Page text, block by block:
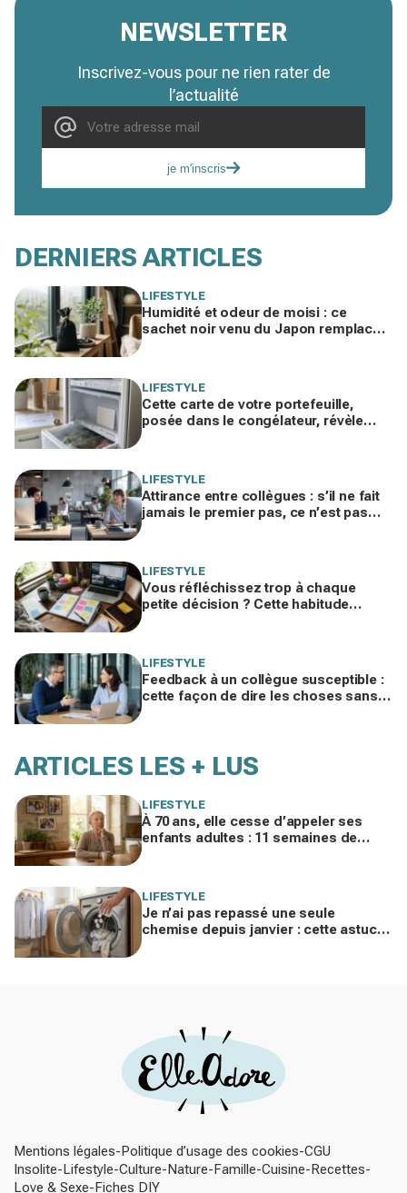
NEWSLETTER
Inscrivez-vous pour ne rien rater de
l’actualité
je m'inscris
DERNIERS ARTICLES
LIFESTYLE
Humidité et odeur de moisi : ce
sachet noir venu du Japon remplace
LIFESTYLE
Cette carte de votre portefeuille,
posée dans le congélateur, révèle
LIFESTYLE
Attirance entre collègues : s’il ne fait
jamais le premier pas, ce n’est pas
LIFESTYLE
Vous réfléchissez trop à chaque
petite décision ? Cette habitude
LIFESTYLE
Feedback à un collègue susceptible :
cette façon de dire les choses sans
ARTICLES LES + LUS
LIFESTYLE
À 70 ans, elle cesse d’appeler ses
enfants adultes : 11 semaines de
LIFESTYLE
Je n’ai pas repassé une seule
chemise depuis janvier : cette astuce
Mentions légales Politique d’usage des cookies CGU
Insolite Lifestyle Culture Nature Famille Cuisine Recettes
Love & Sexe Fiches DIY